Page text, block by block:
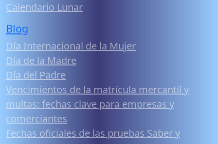
Calendario Lunar
Blog
Día Internacional de la Mujer
Día de la Madre
Día del Padre
Vencimientos de la matrícula mercantil y
multas: fechas clave para empresas y
comerciantes
Fechas oficiales de las pruebas Saber y